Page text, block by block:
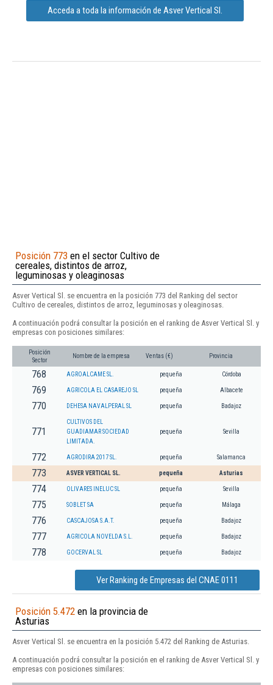
Acceda a toda la información de Asver Vertical Sl.
Posición 773 en el sector Cultivo de
cereales, distintos de arroz,
leguminosas y oleaginosas
Asver Vertical Sl. se encuentra en la posición 773 del Ranking del sector
Cultivo de cereales, distintos de arroz, leguminosas y oleaginosas.
A continuación podrá consultar la posición en el ranking de Asver Vertical Sl. y
empresas con posiciones similares:
Posición
Sector
Nombre de la empresa Ventas (€) Provincia
768 AGROALCAME SL. pequeña Córdoba
769 AGRICOLA EL CASAREJO SL pequeña Albacete
770 DEHESA NAVALPERAL SL pequeña Badajoz
771
CULTIVOS DEL
GUADIAMAR SOCIEDAD
LIMITADA.
pequeña Sevilla
772 AGRODIRA 2017 SL. pequeña Salamanca
773 ASVER VERTICAL SL. pequeña Asturias
774 OLIVARES INELUC SL pequeña Sevilla
775 SOBLET SA pequeña Málaga
776 CASCAJOSA S.A.T. pequeña Badajoz
777 AGRICOLA NOVELDA S.L. pequeña Badajoz
778 GOCERVAL SL pequeña Badajoz
Ver Ranking de Empresas del CNAE 0111
Posición 5.472 en la provincia de
Asturias
Asver Vertical Sl. se encuentra en la posición 5.472 del Ranking de Asturias.
A continuación podrá consultar la posición en el ranking de Asver Vertical Sl. y
empresas con posiciones similares: